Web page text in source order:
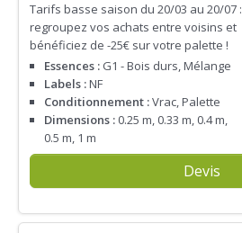
Tarifs basse saison du 20/03 au 20/07 :
regroupez vos achats entre voisins et
bénéficiez de -25€ sur votre palette !
Essences : G1 - Bois durs, Mélange
Labels :NF
Conditionnement :Vrac, Palette
Dimensions : 0.25 m, 0.33 m, 0.4 m,
0.5 m, 1 m
Devis